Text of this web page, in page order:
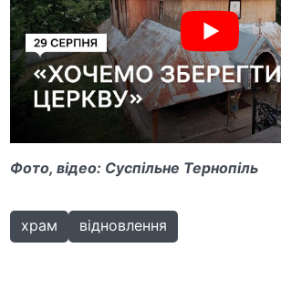
Фото, відео: Суспільне Тернопіль
храм відновлення